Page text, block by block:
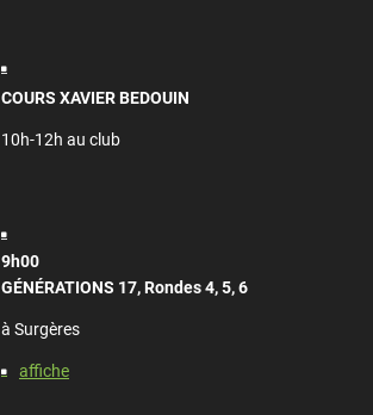
COURS XAVIER BEDOUIN
10h-12h au club
9h00
GÉNÉRATIONS 17, Rondes 4, 5, 6
à Surgères
affiche